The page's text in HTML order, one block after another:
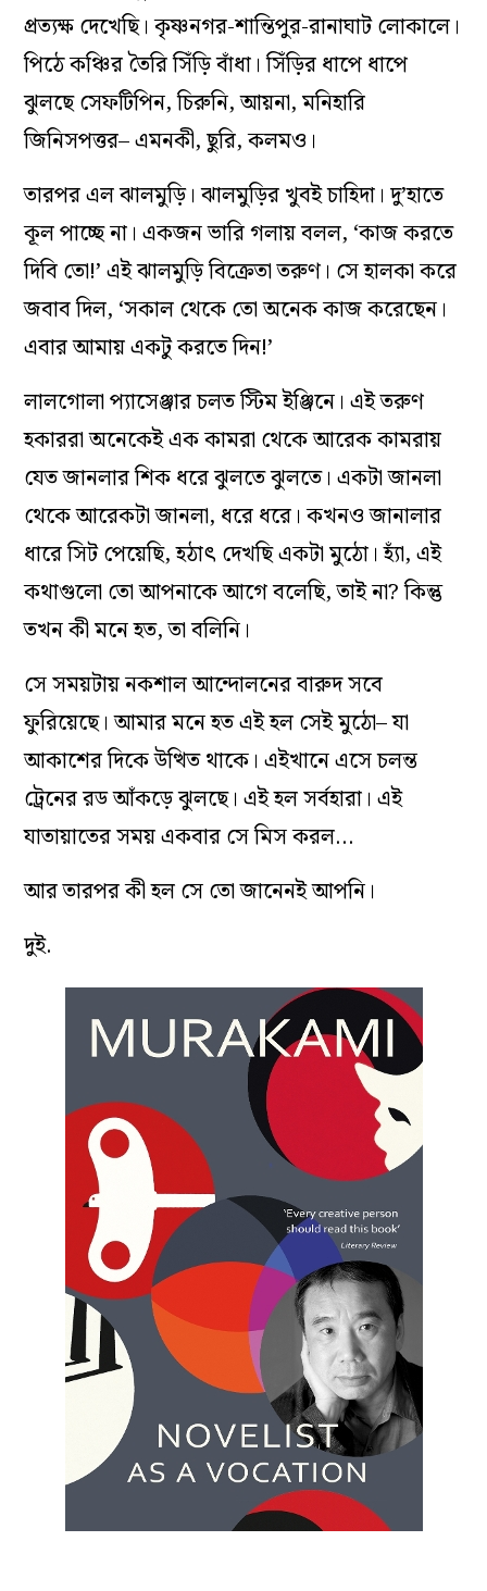
প্রত্যক্ষ দেখেছি। কৃষ্ণনগর-শান্তিপুর-রানাঘাট লোকালে।
পিঠে কঞ্চির তৈরি সিঁড়ি বাঁধা। সিঁড়ির ধাপে ধাপে
ঝুলছে সেফটিপিন, চিরুনি, আয়না, মনিহারি
জিনিসপত্তর– এমনকী, ছুরি, কলমও।
তারপর এল ঝালমুড়ি। ঝালমুড়ির খুবই চাহিদা। দু’হাতে
কূল পাচ্ছে না। একজন ভারি গলায় বলল, ‘কাজ করতে
দিবি তো!’ এই ঝালমুড়ি বিক্রেতা তরুণ। সে হালকা করে
জবাব দিল, ‘সকাল থেকে তো অনেক কাজ করেছেন।
এবার আমায় একটু করতে দিন!’
লালগোলা প্যাসেঞ্জার চলত স্টিম ইঞ্জিনে। এই তরুণ
হকাররা অনেকেই এক কামরা থেকে আরেক কামরায়
যেত জানলার শিক ধরে ঝুলতে ঝুলতে। একটা জানলা
থেকে আরেকটা জানলা, ধরে ধরে। কখনও জানালার
ধারে সিট পেয়েছি, হঠাৎ দেখছি একটা মুঠো। হ্যাঁ, এই
কথাগুলো তো আপনাকে আগে বলেছি, তাই না? কিন্তু
তখন কী মনে হত, তা বলিনি।
সে সময়টায় নকশাল আন্দোলনের বারুদ সবে
ফুরিয়েছে। আমার মনে হত এই হল সেই মুঠো– যা
আকাশের দিকে উত্থিত থাকে। এইখানে এসে চলন্ত
ট্রেনের রড আঁকড়ে ঝুলছে। এই হল সর্বহারা। এই
যাতায়াতের সময় একবার সে মিস করল…
আর তারপর কী হল সে তো জানেনই আপনি।
দুই.